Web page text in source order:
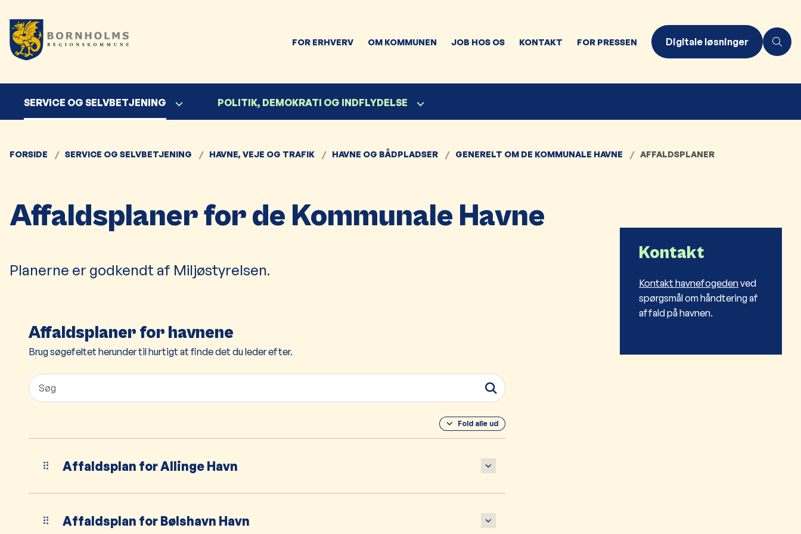
FOR ERHVERV OM KOMMUNEN JOB HOS OS KONTAKT FOR PRESSEN Digitale løsninger
SERVICE OG SELVBETJENING POLITIK, DEMOKRATI OG INDFLYDELSE
FORSIDE SERVICE OG SELVBETJENING HAVNE, VEJE OG TRAFIK HAVNE OG BÅDPLADSER GENERELT OM DE KOMMUNALE HAVNE AFFALDSPLANER
Affaldsplaner for de Kommunale Havne
Planerne er godkendt af Miljøstyrelsen.
Affaldsplaner for havnene
Brug søgefeltet herunder til hurtigt at finde det du leder efter.
Fold alle ud
Affaldsplan for Allinge Havn
Affaldsplan for Bølshavn Havn
Kontakt
Kontakt havnefogedenved
spørgsmål om håndtering af
affald på havnen.